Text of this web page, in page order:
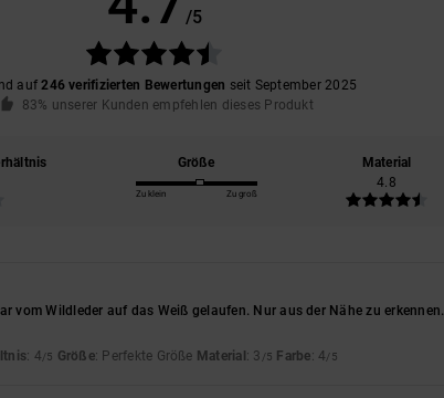
/5
auf246 verifizierten Bewertungen seit September 2025
83% unserer Kunden empfehlen dieses Produkt
Größe
Zu klein Zu groß
Material
4.8
vom Wildleder auf das Weiß gelaufen. Nur aus der Nähe zu erkennen.
: 4/5 Größe: Perfekte Größe Material : 3 /5 Farbe: 4/5